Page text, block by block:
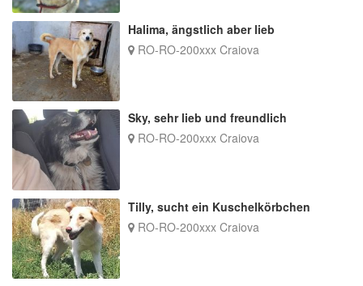
Halima, ängstlich aber lieb
RO-RO-200xxx Craiova
Sky, sehr lieb und freundlich
RO-RO-200xxx Craiova
Tilly, sucht ein Kuschelkörbchen
RO-RO-200xxx Craiova